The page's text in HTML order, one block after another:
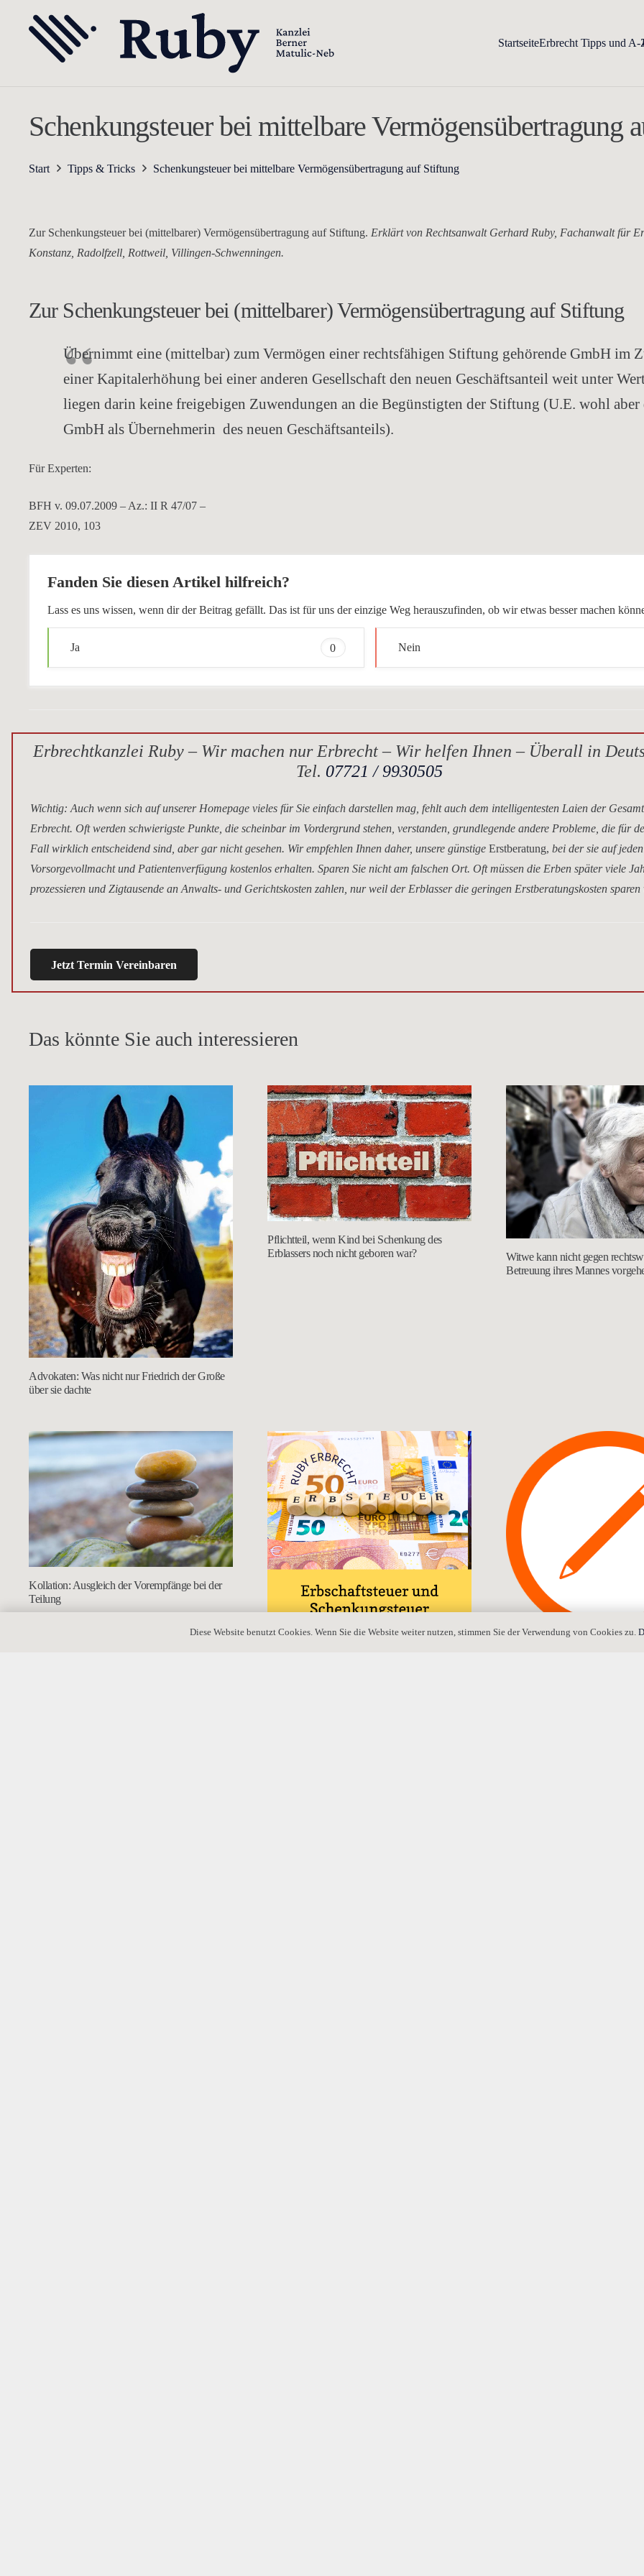
StartseiteErbrecht Tipps und A-
Schenkungsteuer bei mittelbare Vermögensübertragung
Start Tipps & Tricks Schenkungsteuer bei mittelbare Vermögensübertragung auf Stiftung
Zur Schenkungsteuer bei (mittelbarer) Vermögensübertragung auf Stiftung. Erklärt von Rechtsanwalt Gerhard Ruby, Fachanwalt für
Konstanz, Radolfzell, Rottweil, Villingen-Schwenningen.
Zur Schenkungsteuer bei (mittelbarer) Vermögensübertragung auf Stiftung
Übernimmt eine (mittelbar) zum Vermögen einer rechtsfähigen Stiftung gehörende GmbH im
einer Kapitalerhöhung bei einer anderen Gesellschaft den neuen Geschäftsanteil weit unter
liegen darin keine freigebigen Zuwendungen an die Begünstigten der Stiftung (U.E. wohl aber
GmbH als Übernehmerin des neuen Geschäftsanteils).
Für Experten:
BFH v. 09.07.2009 – Az.: II R 47/07 –
ZEV 2010, 103
Fanden Sie diesen Artikel hilfreich?
Lass es uns wissen, wenn dir der Beitrag gefällt. Das ist für uns der einzige Weg herauszufinden, ob wir etwas besser machen
Ja 0 Nein
Erbrechtkanzlei Ruby – Wir machen nur Erbrecht – Wir helfen Ihnen – Überall in
Tel. 07721 / 9930505
Wichtig: Auch wenn sich auf unserer Homepage vieles für Sie einfach darstellen mag, fehlt auch dem intelligentesten Laien der
Erbrecht. Oft werden schwierigste Punkte, die scheinbar im Vordergrund stehen, verstanden, grundlegende andere Probleme, die für
Fall wirklich entscheidend sind, aber gar nicht gesehen. Wir empfehlen Ihnen daher, unsere günstige Erstberatung, bei der sie auf
Vorsorgevollmacht und Patientenverfügung kostenlos erhalten. Sparen Sie nicht am falschen Ort. Oft müssen die Erben später viele
prozessieren und Zigtausende an Anwalts- und Gerichtskosten zahlen, nur weil der Erblasser die geringen Erstberatungskosten sparen
Jetzt Termin Vereinbaren
Das könnte Sie auch interessieren
Advokaten: Was nicht nur Friedrich der Große
über sie dachte
Pflichtteil, wenn Kind bei Schenkung des
Erblassers noch nicht geboren war?
Witwe kann nicht gegen
Betreuung ihres Mannes
Kollation: Ausgleich der Vorempfänge bei der
Teilung
Diese Website benutzt Cookies. Wenn Sie die Website weiter nutzen, stimmen Sie der Verwendung von Cookies zu.